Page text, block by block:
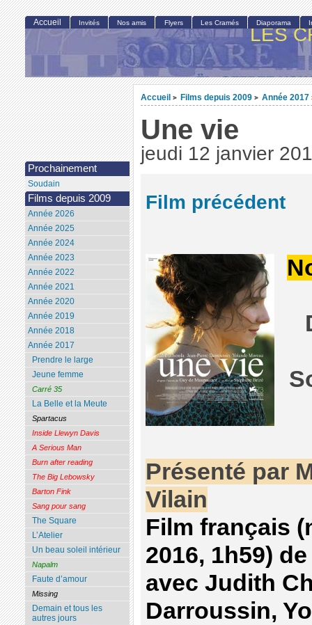
LES
Accueil > Films depuis 2009 > Année 2017
Une vie
jeudi 12 janvier
Film précédent
Présenté par
Vilain
Film français
2016, 1h59)
avec Judith
Darroussin,
Accueil Invités Nos amis Flyers Les Cramés Diaporama
Prochainement
Soudain
Films depuis 2009
Année 2026
Année 2025
Année 2024
Année 2023
Année 2022
Année 2021
Année 2020
Année 2019
Année 2018
Année 2017
Prendre le large
Jeune femme
Carré 35
La Belle et la Meute
Spartacus
Inside Llewyn Davis
A Serious Man
Burn after reading
The Big Lebowsky
Barton Fink
Sang pour sang
The Square
L’Atelier
Un beau soleil intérieur
Napalm
Faute d’amour
Missing
Demain et tous les
autres jours